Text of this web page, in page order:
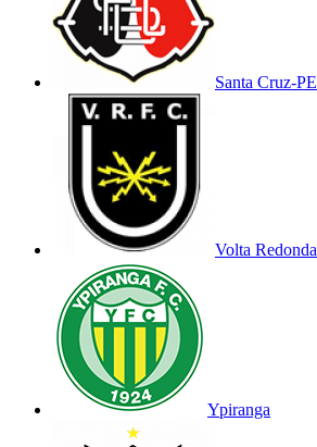
Santa Cruz-PE
Volta Redonda
Ypiranga